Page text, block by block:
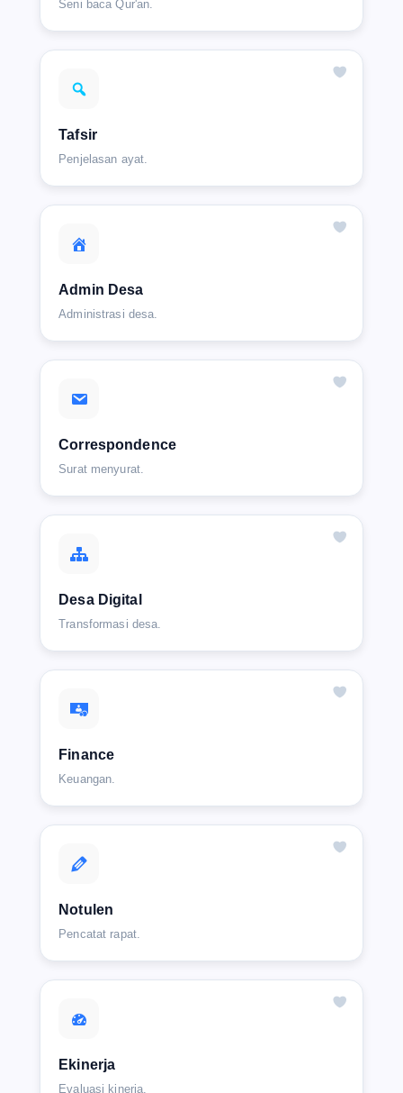
Seni baca Qur'an.
Tafsir
Penjelasan ayat.
Admin Desa
Administrasi desa.
Correspondence
Surat menyurat.
Desa Digital
Transformasi desa.
Finance
Keuangan.
Notulen
Pencatat rapat.
Ekinerja
Evaluasi kinerja.